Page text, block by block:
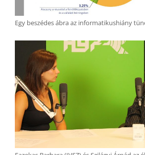
Egy beszédes ábra az informatikushiány